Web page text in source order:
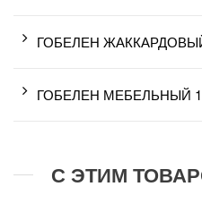
ГОБЕЛЕН
ГОБЕЛЕН МЕБЕЛЬНЫЙ
С ЭТИМ